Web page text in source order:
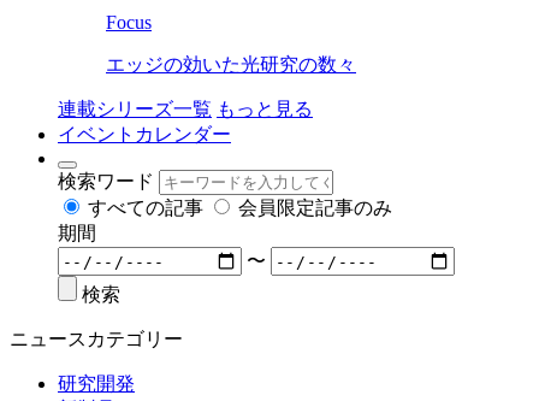
Focus
エッジの効いた光研究の数々
連載シリーズ一覧 もっと見る
イベントカレンダー
検索ワード
すべての記事
会員限定記事のみ
期間
〜
検索
ニュースカテゴリー
研究開発